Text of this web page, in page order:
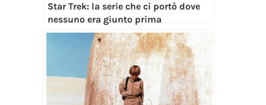
Star Trek: la serie che ci portò dove
nessuno era giunto prima